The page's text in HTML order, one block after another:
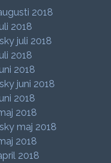
2018
2018
juli 2018
2018
2018
juni 2018
2018
2018
maj 2018
2018
2018